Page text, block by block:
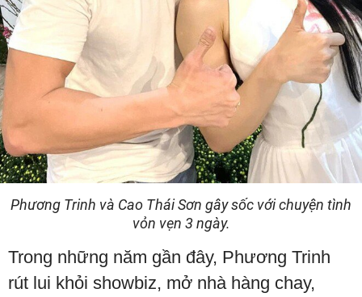
Phương Trinh và Cao Thái Sơn gây sốc với chuyện tình
vỏn vẹn 3 ngày.
Trong những năm gần đây, Phương Trinh
rút lui khỏi showbiz, mở nhà hàng chay,